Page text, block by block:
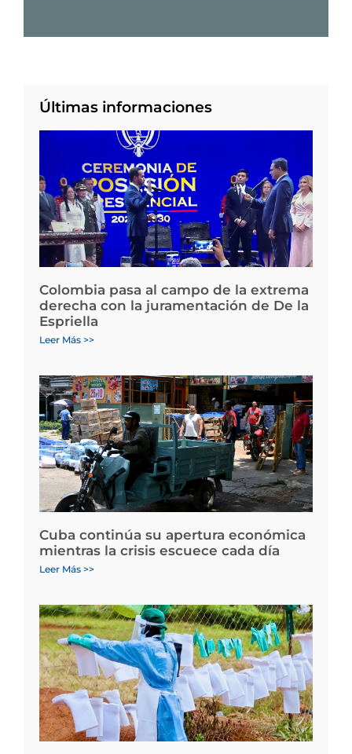
Últimas informaciones
Colombia pasa al campo de la extrema
derecha con la juramentación de De la
Espriella
Leer Más >>
Cuba continúa su apertura económica
mientras la crisis escuece cada día
Leer Más >>